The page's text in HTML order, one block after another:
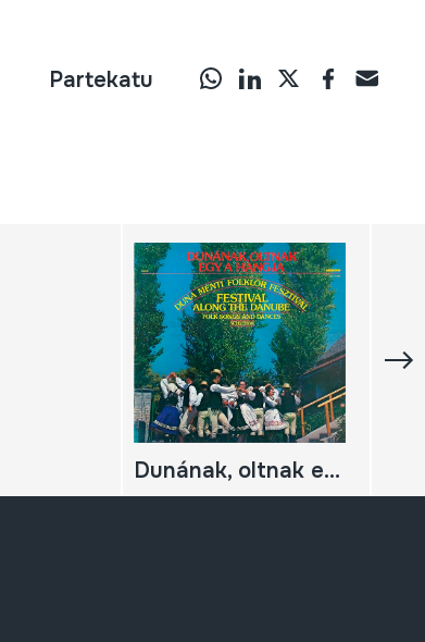
Partekatu
Dunának, oltnak egya hangja Duna menti folklór festival Festival along the Danube Folk songs and dances selection